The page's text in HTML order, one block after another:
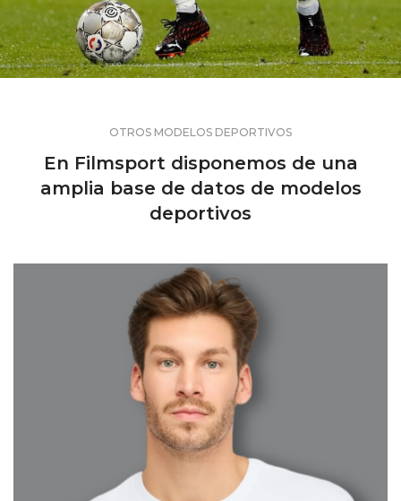
OTROS MODELOS DEPORTIVOS
En Filmsport disponemos de una
amplia base de datos de modelos
deportivos